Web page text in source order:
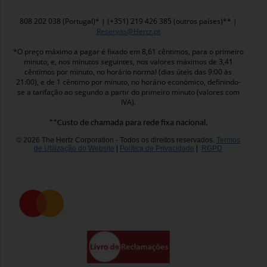
808 202 038 (Portugal)* | (+351) 219 426 385 (outros países)** |
Reservas@Hertz.pt
*O preço máximo a pagar é fixado em 8,61 cêntimos, para o primeiro
minuto, e, nos minutos seguintes, nos valores máximos de 3,41
cêntimos por minuto, no horário normal (dias úteis das 9:00 às
21:00), e de 1 cêntimo por minuto, no horário económico, definindo-
se a tarifação ao segundo a partir do primeiro minuto (valores com
IVA).
**Custo de chamada para rede fixa nacional.
© 2026 The Hertz Corporation - Todos os direitos reservados. Termos
de Utilização do Website
Política de Privacidade RGPD